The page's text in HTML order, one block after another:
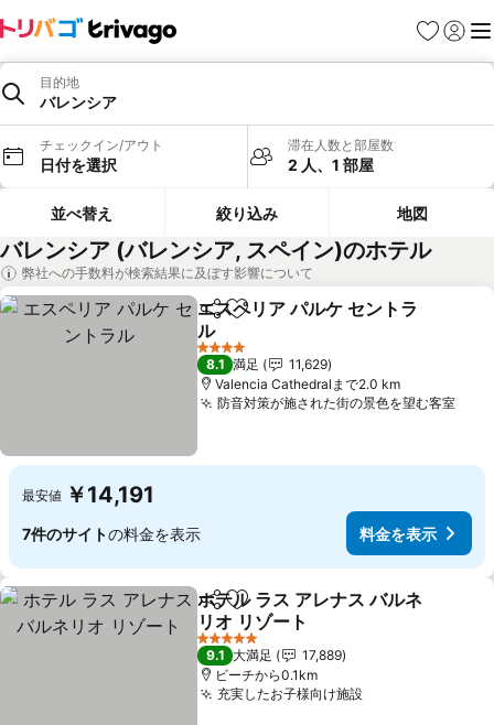
お気に入り
ログイ
メ
目的地
バレンシア
チェックイン/アウト
日付を選択
滞在人数と部屋数
2 人、1 部屋
並べ替え 絞り込み 地図
バレンシア (バレンシア, スペイン)のホテル
弊社への手数料が検索結果に及ぼす影響について
シェアお気に入りに追加
エスペリア パルケ セントラ
ル
4 ホテルのランク
8.1 満足
11,629
Valencia Cathedralまで2.0 km
防音対策が施された街の景色を望む客室
最安値 ￥14,191
7件のサイトの料金を表示 料金を表示
シェアお気に入りに追加
ホテル ラス アレナス バルネ
リオ リゾート
5 ホテルのランク
9.1 大満足
17,889
ビーチから0.1km
充実したお子様向け施設